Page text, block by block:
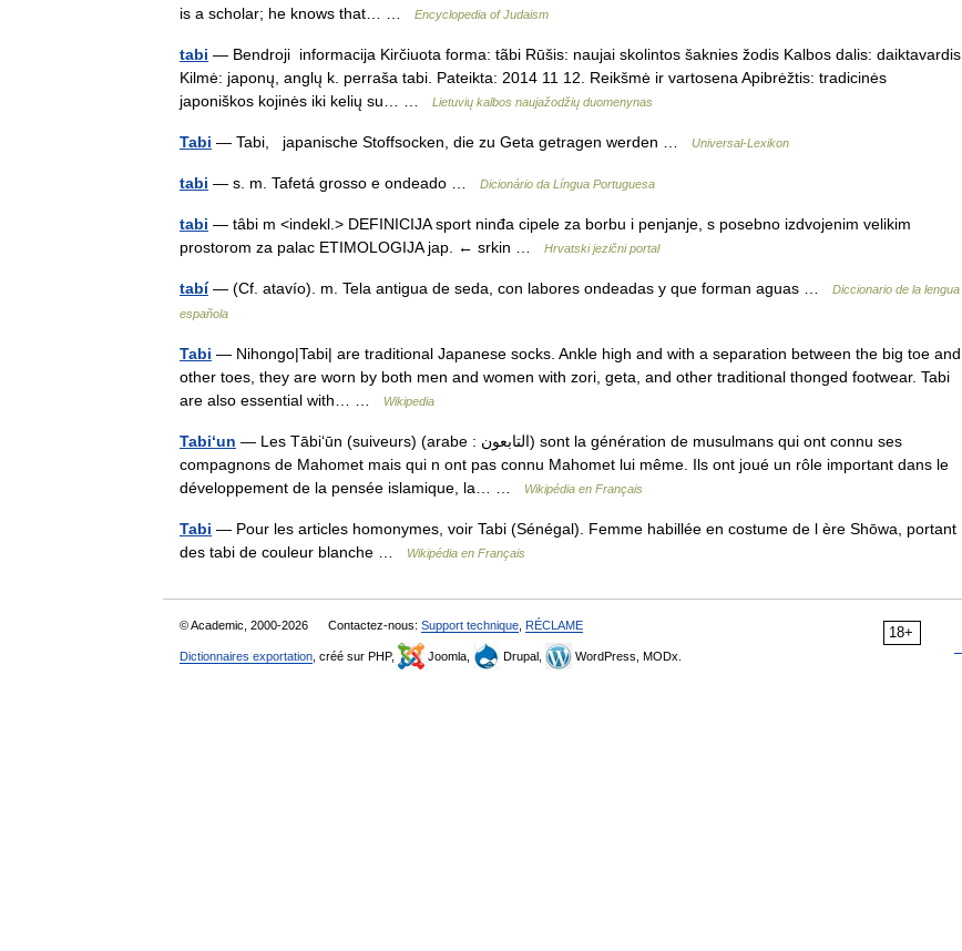
is a scholar; he knows that… …
Encyclopedia of Judaism
tabi — Bendroji informacija Kirčiuota forma: tãbi Rūšis: naujai skolintos šaknies žodis Kalbos dalis: daiktavardis
Kilmė: japonų, anglų k. perraša tabi. Pateikta: 2014 11 12. Reikšmė ir vartosena Apibrėžtis: tradicinės
japoniškos kojinės iki kelių su… …
Lietuvių kalbos naujažodžių duomenynas
Tabi — Tabi, japanische Stoffsocken, die zu Geta getragen werden … Universal-Lexikon
tabi — s. m. Tafetá grosso e ondeado … Dicionário da Língua Portuguesa
tabi — tȃbi m <indekl.> DEFINICIJA sport ninđa cipele za borbu i penjanje, s posebno izdvojenim velikim
prostorom za palac ETIMOLOGIJA jap. ← srkin …
Hrvatski jezični portal
tabí— (Cf. atavío). m. Tela antigua de seda, con labores ondeadas y que forman aguas …
Diccionario de la lengua
española
Tabi — Nihongo|Tabi| are traditional Japanese socks. Ankle high and with a separation between the big toe and
other toes, they are worn by both men and women with zori, geta, and other traditional thonged footwear. Tabi
are also essential with… …
Wikipedia
Tabi‘un — Les Tābi‘ūn (suiveurs) (arabe : التابعون) sont la génération de musulmans qui ont connu ses
compagnons de Mahomet mais qui n ont pas connu Mahomet lui même. Ils ont joué un rôle important dans le
développement de la pensée islamique, la… …
Wikipédia en Français
Tabi — Pour les articles homonymes, voir Tabi (Sénégal). Femme habillée en costume de l ère Shōwa, portant
des tabi de couleur blanche …
Wikipédia en Français
18+
© Academic, 2000-2026 Contactez-nous: Support technique RÉCLAME
Dictionnaires exportation , créé sur PHP, Joomla, Drupal, WordPress, MODx.